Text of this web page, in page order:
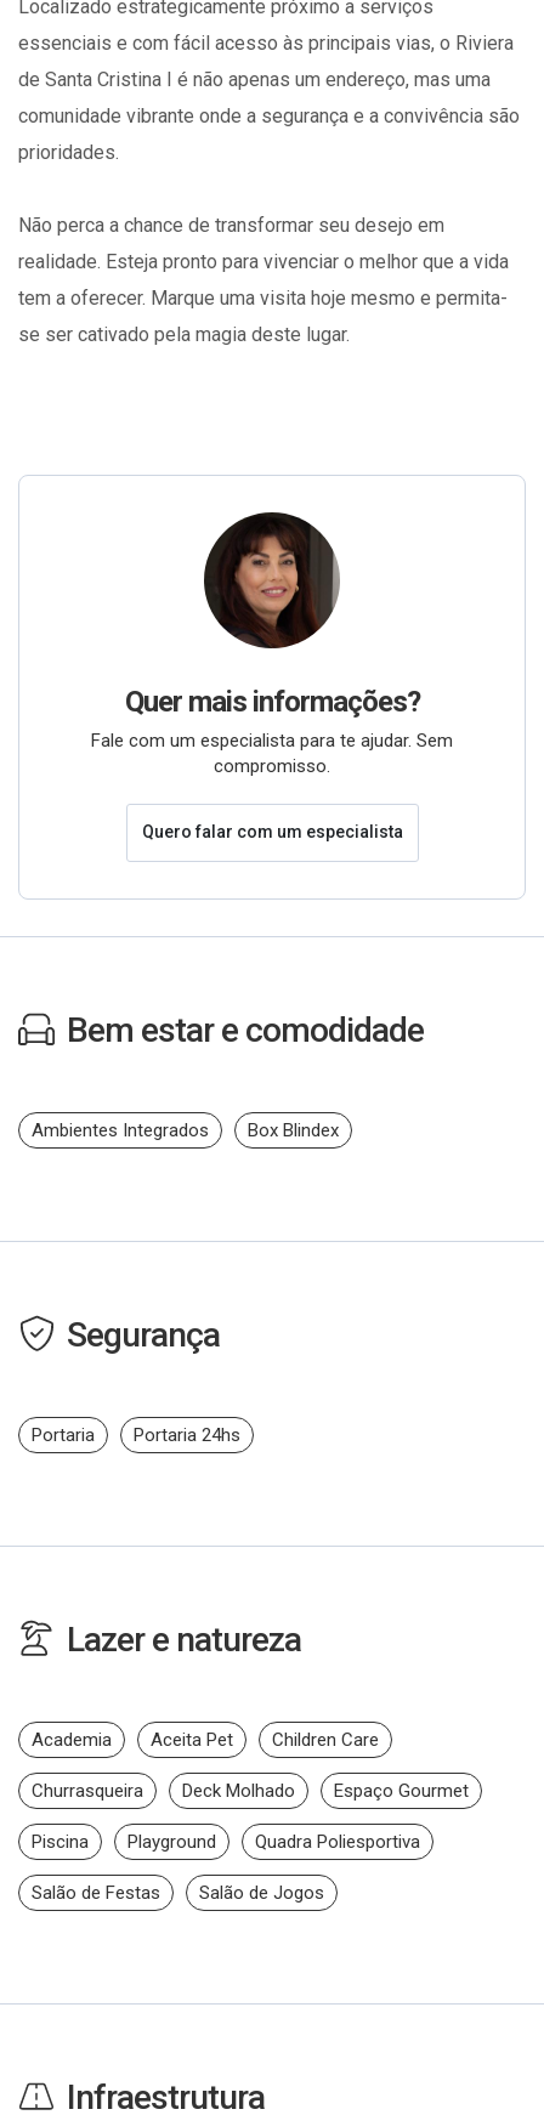
Localizado estrategicamente próximo a serviços
essenciais e com fácil acesso às principais vias, o Riviera
de Santa Cristina I é não apenas um endereço, mas uma
comunidade vibrante onde a segurança e a convivência são
prioridades.
Não perca a chance de transformar seu desejo em
realidade. Esteja pronto para vivenciar o melhor que a vida
tem a oferecer. Marque uma visita hoje mesmo e permita-
se ser cativado pela magia deste lugar.
Quer mais informações?
Fale com um especialista para te ajudar. Sem
compromisso.
Quero falar com um especialista
Bem estar e comodidade
Ambientes Integrados Box Blindex
Segurança
Portaria Portaria 24hs
Lazer e natureza
Academia Aceita Pet Children Care
Churrasqueira Deck Molhado Espaço Gourmet
Piscina Playground Quadra Poliesportiva
Salão de Festas Salão de Jogos
Infraestrutura